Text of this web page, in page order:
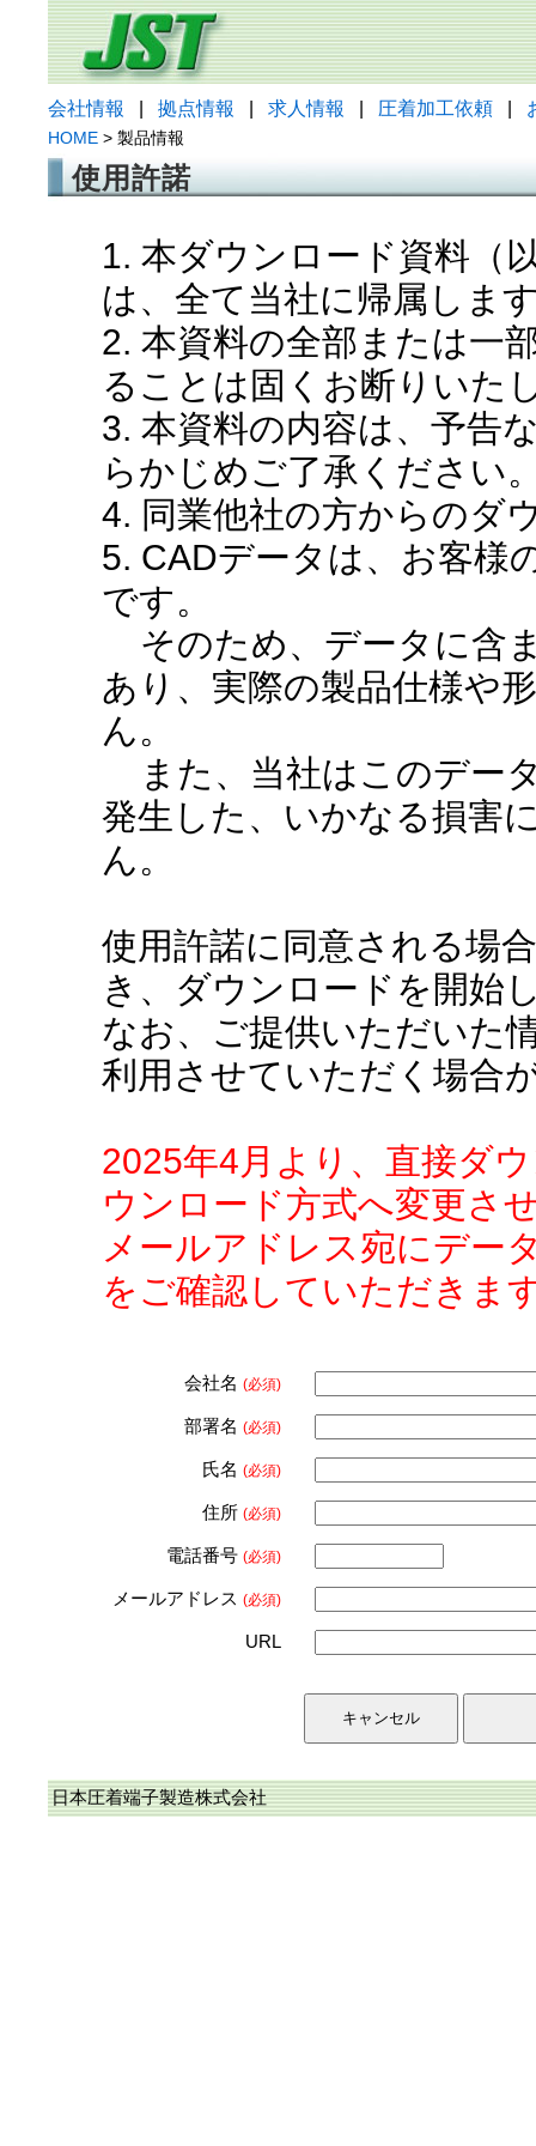
会社情報 拠点情報 求人情報 圧着加工依頼
HOME > 製品情報
使用許諾
1. 本ダウンロード資料（
は、全て当社に帰属しま
2. 本資料の全部または一
ることは固くお断りいた
3. 本資料の内容は、予告
らかじめご了承ください
4. 同業他社の方からのダ
5. CADデータは、お客様
です。
そのため、データに含
あり、実際の製品仕様や
ん。
また、当社はこのデー
発生した、いかなる損害
ん。
使用許諾に同意される場
き、ダウンロードを開始
なお、ご提供いただいた
利用させていただく場合
2025年4月より、直接ダ
ウンロード方式へ変更さ
メールアドレス宛にデー
をご確認していただきま
会社名 (必須)
部署名 (必須)
氏名 (必須)
住所 (必須)
電話番号 (必須)
メールアドレス (必須)
URL
日本圧着端子製造株式会社